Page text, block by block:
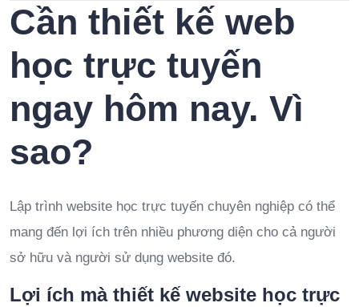
Cần thiết kế web
học trực tuyến
ngay hôm nay. Vì
sao?
Lập trình website học trực tuyến chuyên nghiệp có thể
mang đến lợi ích trên nhiều phương diện cho cả người
sở hữu và người sử dụng website đó.
Lợi ích mà thiết kế website học trực